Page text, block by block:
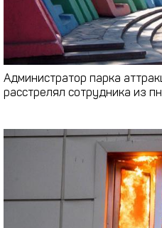
Администратор парка
расстрелял сотрудника из